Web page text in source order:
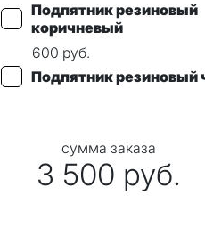
Подпятник резиновый
коричневый
600 руб.
Подпятник резиновый
сумма заказа
3 500 руб.